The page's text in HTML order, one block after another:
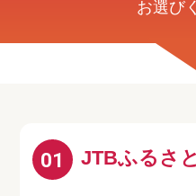
お選び
01 JTBふるさ